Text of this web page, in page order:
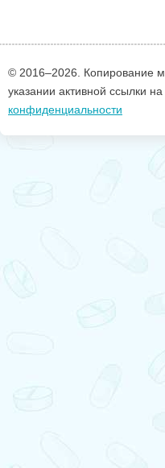
© 2016–2026. Копирование
указании активной ссылки
конфиденциальности